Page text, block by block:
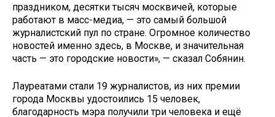
праздником, десятки тысяч москвичей, которые
работают в масс-медиа, — это самый большой
журналистский пул по стране. Огромное количество
новостей именно здесь, в Москве, и значительная
часть — это городские новости», — сказал Собянин.
Лауреатами стали 19 журналистов, из них премии
города Москвы удостоились 15 человек,
благодарность мэра получили три человека и ещё